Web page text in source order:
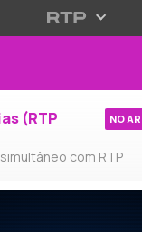
(RTP
com RTP
NO AR